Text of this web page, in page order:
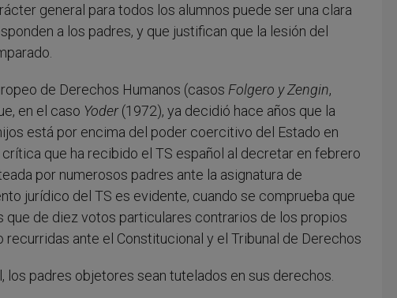
general para todos los alumnos puede ser una clara
a los padres, y que justifican que la lesión del
de Derechos Humanos (casos Folgero y Zengin,
en el caso Yoder(1972), ya decidió hace años que la
está por encima del poder coercitivo del Estado en
que ha recibido el TS español al decretar en febrero
por numerosos padres ante la asignatura de
jurídico del TS es evidente, cuando se comprueba que
que de diez votos particulares contrarios de los propios
ante el Constitucional y el Tribunal de Derechos
los padres objetores sean tutelados en sus derechos.